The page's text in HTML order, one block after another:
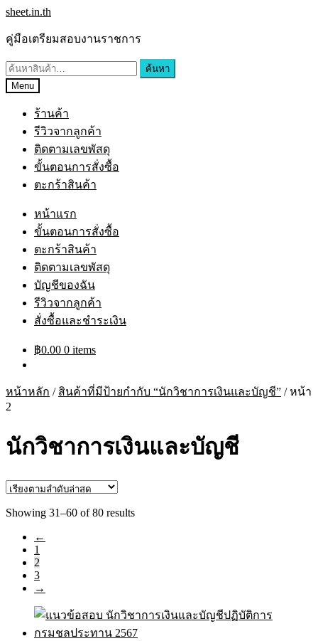
Skip
navigation
Skip
content
sheet.in.th
คู่มือเตรียมสอบงานราชการ
ค้นหา:
ค้นหา
Menu
ร้านค้า
รีวิวจากลูกค้า
ติดตามเลขพัสดุ
ขั้นตอนการสั่งซื้อ
ตะกร้าสินค้า
หน้าแรก
ขั้นตอนการสั่งซื้อ
ตะกร้าสินค้า
ติดตามเลขพัสดุ
บัญชีของฉัน
รีวิวจากลูกค้า
สั่งซื้อและชำระเงิน
฿0.00 0 items
หน้าหลัก / สินค้าที่มีป้ายกำกับ “นักวิชาการเงินและบัญชี” /หน้า
2
นักวิชาการเงินและบัญชี
Showing 31–60 of 80 resultsSorted
←
1
2
3
→